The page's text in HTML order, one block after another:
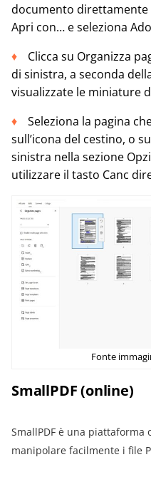
documento
Apri con… e seleziona
Clicca su Organizza
di sinistra, a seconda
visualizzate le miniature
Seleziona la pagina
sull’icona del cestino, o
sinistra nella sezione
utilizzare il tasto Canc
Fonte
SmallPDF (online)
SmallPDF è una
manipolare facilmente i file